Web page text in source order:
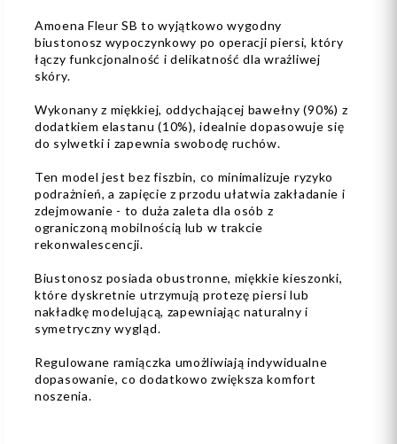
Amoena Fleur SB to wyjątkowo wygodny
biustonosz wypoczynkowy po operacji piersi, który
łączy funkcjonalność i delikatność dla wrażliwej
skóry.
Wykonany z miękkiej, oddychającej bawełny (90%) z
dodatkiem elastanu (10%), idealnie dopasowuje się
do sylwetki i zapewnia swobodę ruchów.
Ten model jest bez fiszbin, co minimalizuje ryzyko
podrażnień, a zapięcie z przodu ułatwia zakładanie i
zdejmowanie - to duża zaleta dla osób z
ograniczoną mobilnością lub w trakcie
rekonwalescencji.
Biustonosz posiada obustronne, miękkie kieszonki,
które dyskretnie utrzymują protezę piersi lub
nakładkę modelującą, zapewniając naturalny i
symetryczny wygląd.
Regulowane ramiączka umożliwiają indywidualne
dopasowanie, co dodatkowo zwiększa komfort
noszenia.